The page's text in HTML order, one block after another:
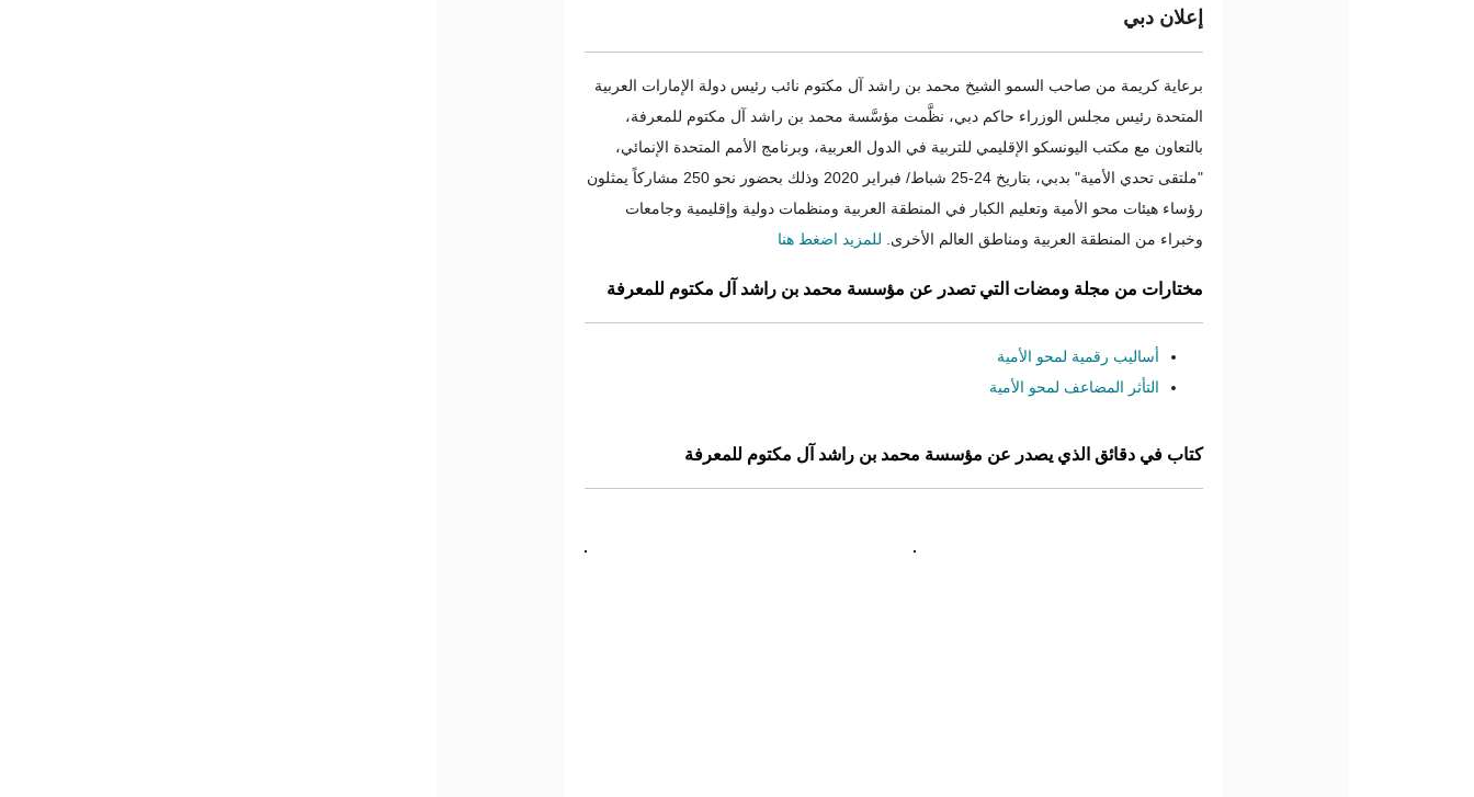
إعلان دبي
برعاية كريمة من صاحب السمو الشيخ محمد بن راشد آل مكتوم نائب رئيس دولة الإمارات العربية
المتحدة رئيس مجلس الوزراء حاكم دبي، نظَّمت مؤسَّسة محمد بن راشد آل مكتوم للمعرفة،
بالتعاون مع مكتب اليونسكو الإقليمي للتربية في الدول العربية، وبرنامج الأمم المتحدة الإنمائي،
"ملتقى تحدي الأمية" بدبي، بتاريخ 24-25 شباط/ فبراير 2020 وذلك بحضور نحو 250 مشاركاً يمثلون
رؤساء هيئات محو الأمية وتعليم الكبار في المنطقة العربية ومنظمات دولية وإقليمية وجامعات
وخبراء من المنطقة العربية ومناطق العالم الأخرى.
للمزيد اضغط هنا
مختارات من مجلة ومضات التي تصدر عن مؤسسة محمد بن راشد آل مكتوم للمعرفة
أساليب رقمية لمحو الأمية
التأثر المضاعف لمحو الأمية
كتاب في دقائق الذي يصدر عن مؤسسة محمد بن راشد آل مكتوم للمعرفة